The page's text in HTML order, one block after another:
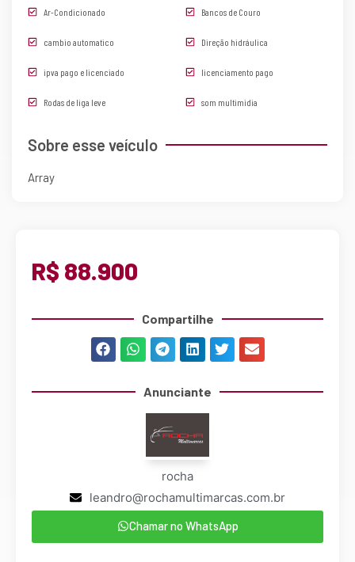
Ar-Condicionado Bancos de Couro
cambio automatico Direção hidráulica
ipva pago e licenciado licenciamento pago
Rodas de liga leve som multimidia
Sobre esse veículo
Array
R$ 88.900
Compartilhe
Anunciante
rocha
leandro@rochamultimarcas.com.br
Chamar no WhatsApp